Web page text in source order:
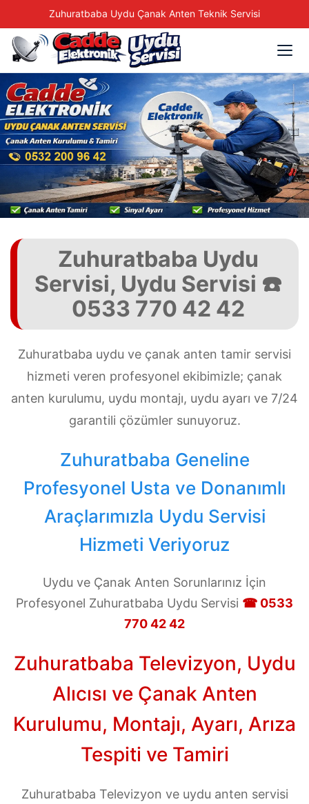
Zuhuratbaba Uydu Çanak Anten Teknik Servisi
Zuhuratbaba Uydu
Servisi, Uydu Servisi ☎️
0533 770 42 42
Zuhuratbaba uydu ve çanak anten tamir servisi
hizmeti veren profesyonel ekibimizle; çanak
anten kurulumu, uydu montajı, uydu ayarı ve 7/24
garantili çözümler sunuyoruz.
Zuhuratbaba Geneline
Profesyonel Usta ve Donanımlı
Araçlarımızla Uydu Servisi
Hizmeti Veriyoruz
Uydu ve Çanak Anten Sorunlarınız İçin
Profesyonel Zuhuratbaba Uydu Servisi ☎ 0533
770 42 42
Zuhuratbaba Televizyon, Uydu
Alıcısı ve Çanak Anten
Kurulumu, Montajı, Ayarı, Arıza
Tespiti ve Tamiri
Zuhuratbaba Televizyon ve uydu anten servisi